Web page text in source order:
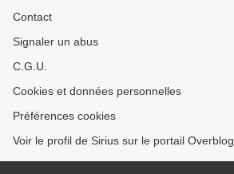
Contact
Signaler un abus
C.G.U.
Cookies et données personnelles
Préférences cookies
Voir le profil de Sirius sur le portail Overblog